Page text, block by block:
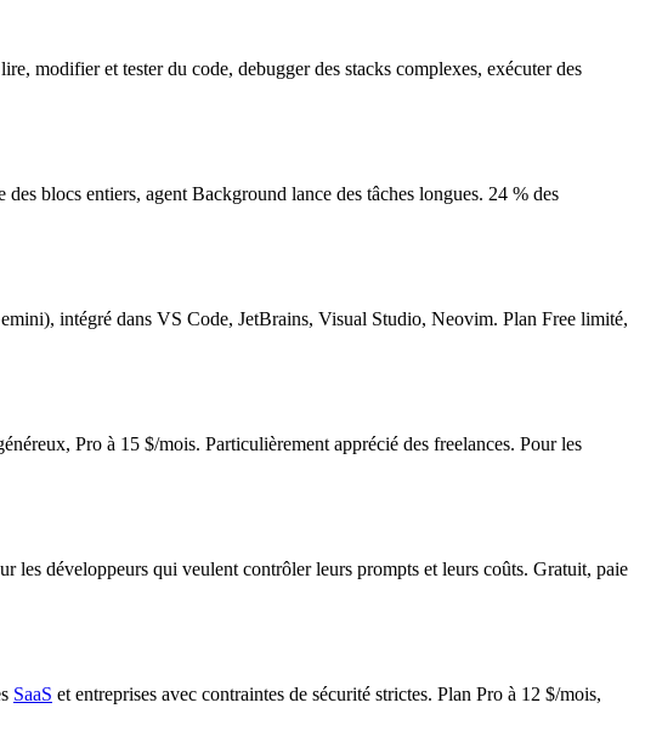
modifier et tester du code, debugger des stacks complexes, exécuter des
blocs entiers, agent Background lance des tâches longues. 24 % des
intégré dans VS Code, JetBrains, Visual Studio, Neovim. Plan Free limité,
Pro à 15 $/mois. Particulièrement apprécié des freelances. Pour les
les développeurs qui veulent contrôler leurs prompts et leurs coûts. Gratuit, paie
SaaS et entreprises avec contraintes de sécurité strictes. Plan Pro à 12 $/mois,